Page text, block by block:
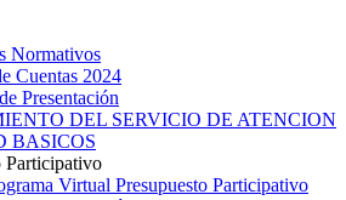
Normativos
Cuentas 2024
Presentación
DEL SERVICIO DE ATENCION
BASICOS
Participativo
Virtual Presupuesto Participativo